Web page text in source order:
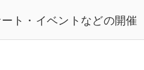
ト・イベントなどの開催